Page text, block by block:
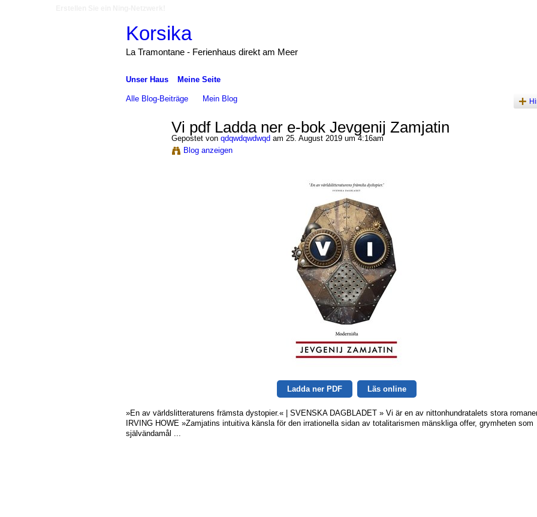
Korsika
La Tramontane - Ferienhaus direkt am Meer
Unser Haus Meine Seite
Alle Blog-Beiträge Mein Blog
Vi pdf Ladda ner e-bok Jevgenij Zamjatin
Gepostet von qdqwdqwdwqdam 25. August 2019 um 4:16am
Blog anzeigen
Ladda ner PDF Läs online
»En av världslitteraturens främsta dystopier.« | SVENSKA DAGBLADET » Vi är en av nittonhundratalets stora
IRVING HOWE »Zamjatins intuitiva känsla för den irrationella sidan av totalitarismen mänskliga offer, grymheten som
självändamål ...